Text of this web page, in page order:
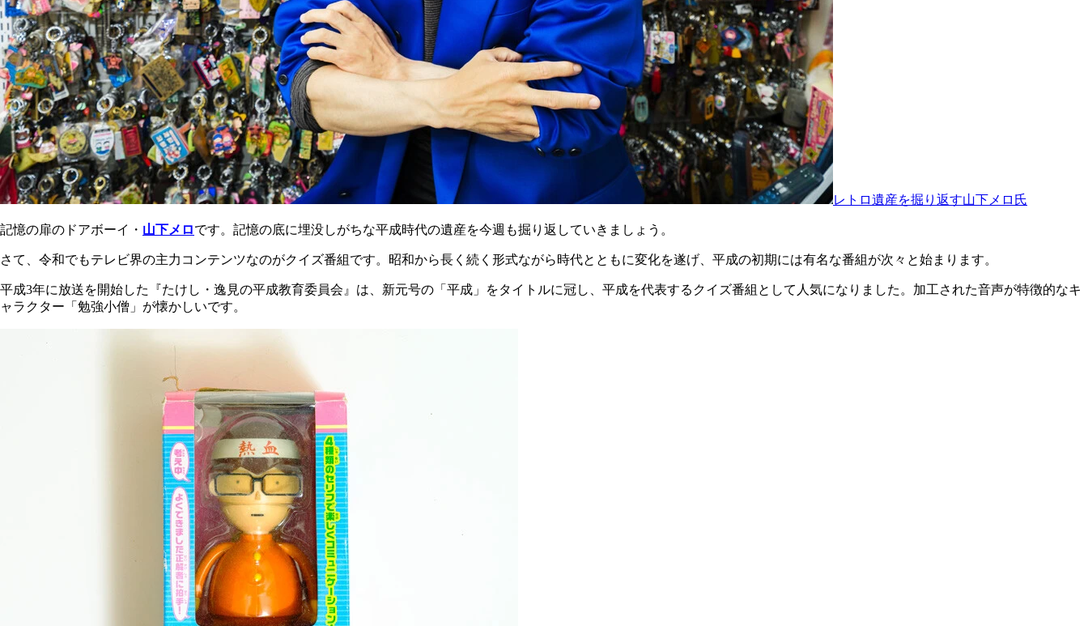
レトロ遺産を掘り返す山下メロ氏
記憶の扉のドアボーイ・ 山下メロです。記憶の底に埋没しがちな平成時代の遺産を今週も掘り返していきましょう。
さて、令和でもテレビ界の主力コンテンツなのがクイズ番組です。昭和から長く続く形式ながら時代とともに変化を遂げ、平成の初期には有名な番組が次々と始まります。
平成3年に放送を開始した『たけし・逸見の平成教育委員会』は、新元号の「平成」をタイトルに冠し、平成を代表するクイズ番組として人気になりました。加工された音声が特徴的なキ
ャラクター「勉強小僧」が懐かしいです。